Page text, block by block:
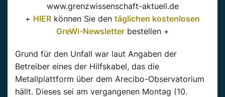
www.grenzwissenschaft-aktuell.de
+ HIER können Sie den täglichen kostenlosen
GreWi-Newsletterbestellen +
Grund für den Unfall war laut Angaben der
Betreiber eines der Hilfskabel, das die
Metallplattform über dem Arecibo-Observatorium
hällt. Dieses sei am vergangenen Montag (10.